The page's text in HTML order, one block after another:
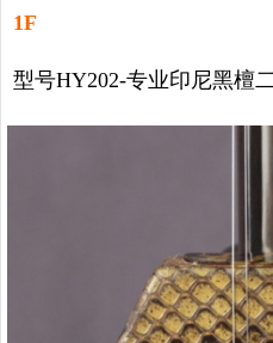
汉韵二胡裴老师教学视
二胡名曲免费下载
1F
型号HY202-专业印尼黑檀